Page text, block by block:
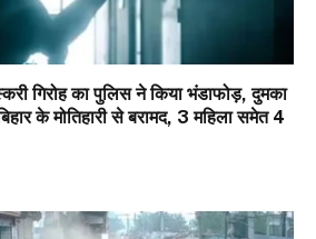
गिरोह का पुलिस ने किया भंडाफोड़, दुमका
के मोतिहारी से बरामद, 3 महिला समेत 4